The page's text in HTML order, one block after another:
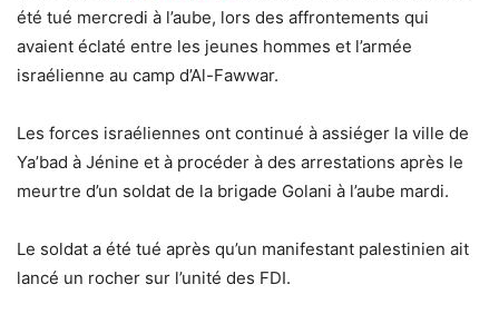
été tué mercredi à l’aube, lors des affrontements qui
avaient éclaté entre les jeunes hommes et l’armée
israélienne au camp d’Al-Fawwar.
Les forces israéliennes ont continué à assiéger la ville de
Ya’bad à Jénine et à procéder à des arrestations après le
meurtre d’un soldat de la brigade Golani à l’aube mardi.
Le soldat a été tué après qu’un manifestant palestinien ait
lancé un rocher sur l’unité des FDI.